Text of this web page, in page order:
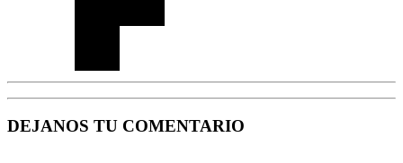
DEJANOS TU COMENTARIO